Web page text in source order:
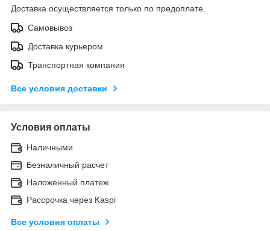
Доставка осуществляется только по предоплате.
Самовывоз
Доставка курьером
Транспортная компания
Все условия доставки
Условия оплаты
Наличными
Безналичный расчет
Наложенный платеж
Рассрочка через Kaspi
Все условия оплаты